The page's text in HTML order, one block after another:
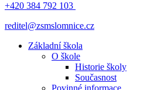
+420 384 792 103
reditel@zsmslomnice.cz
Základní škola
O škole
Historie školy
Současnost
Povinné informace